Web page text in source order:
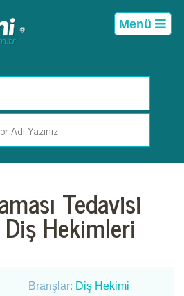
Menü
Tedavisi
Hekimleri
Branşlar: Diş Hekimi